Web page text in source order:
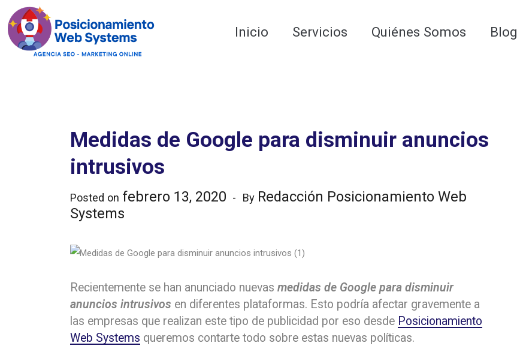
Inicio Servicios Quiénes Somos Blog
Medidas de Google para disminuir anuncios
intrusivos
Posted on febrero 13, 2020 By Redacción Posicionamiento Web
Systems
Recientemente se han anunciado nuevas medidas de Google para disminuir
anuncios intrusivos en diferentes plataformas. Esto podría afectar gravemente a
las empresas que realizan este tipo de publicidad por eso desde Posicionamiento
Web Systems queremos contarte todo sobre estas nuevas políticas.